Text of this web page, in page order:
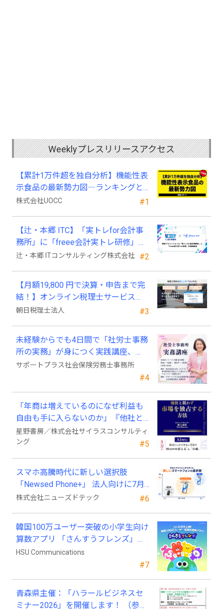
Weeklyプレスリリースアクセス
#1
【累計1万件超を独自分析】機能性表
示食品の最新勢力図―ランキングと
2025年4月以降の変化
株式会社UOCC
#2
【辻・本郷 ITC】「実トレfor会計事
務所」に「freee会計実トレ研修」を
新規追加
辻・本郷 ITコンサルティング株式会社
#3
【月額19,800 円で決算・申告まで完
結！】オンライン税理士サービス
「Wiz サポ」
朝日税理士法人
#4
未経験からでも4日間で「社労士事務
所の実務」が身につく実践講座、
2026年9月開講
サポートプラス社会保険労務士事務所
#5
「年商は増えているのになぜ利益も
自由も手に入らないのか」『他社と
競わず 市場を独占する方法』発売
星野書房／株式会社サイラスコンサルティ
ング
#6
スマホ高騰時代に新しい選択肢
「Newsed Phone+」 法人向けに7月
23日から販売開始
株式会社ニューズドテック
#7
韓国100万ユーザー突破の小学生向け
算数アプリ 「さんすうフレンズ」、
ついに日本上陸!
HSU Communications
青森県主催：「ハラールビジネスセ
ミナー2026」を開催します！ （参加